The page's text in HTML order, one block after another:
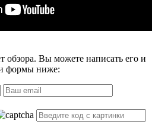
обзора. Вы можете написать его и
формы ниже: